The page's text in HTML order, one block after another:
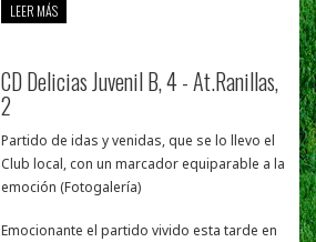
LEER MÁS
CD Delicias Juvenil B, 4 - At.Ranillas,
2
Partido de idas y venidas, que se lo llevo el
Club local, con un marcador equiparable a la
emoción (Fotogalería)
Emocionante el partido vivido esta tarde en